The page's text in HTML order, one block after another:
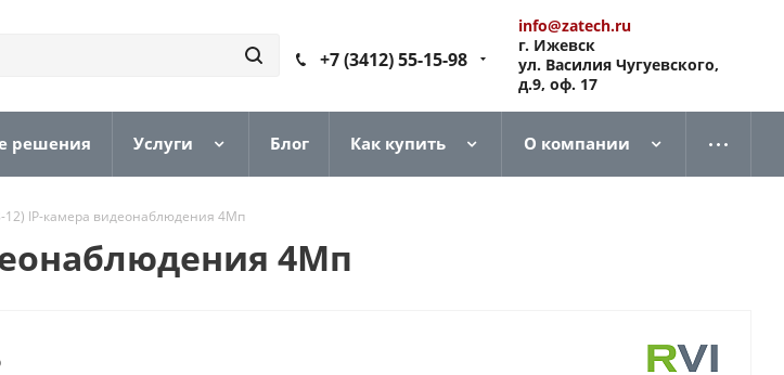
+7 (3412) 55-15-98
info@zatech.ru
г. Ижевск
ул. Василия Чугуевского,
д.9, оф. 17
решения Услуги Блог Как купить О компании
12) IP-камера видеонаблюдения 4Мп
4Мп